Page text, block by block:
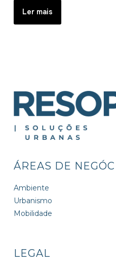
Ler mais
ÁREAS DE
Ambiente
Urbanismo
Mobilidade
LEGAL